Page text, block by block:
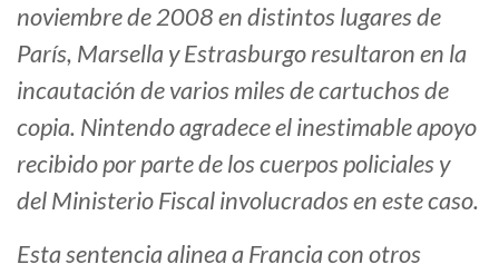
noviembre de 2008 en distintos lugares de
París, Marsella y Estrasburgo resultaron en la
incautación de varios miles de cartuchos de
copia. Nintendo agradece el inestimable apoyo
recibido por parte de los cuerpos policiales y
del Ministerio Fiscal involucrados en este caso.
Esta sentencia alinea a Francia con otros